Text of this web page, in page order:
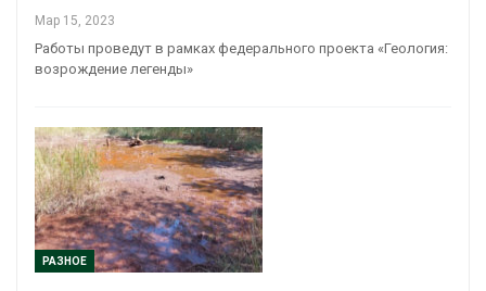
Мар 15, 2023
Работы проведут в рамках федерального проекта «Геология:
возрождение легенды»
РАЗНОЕ